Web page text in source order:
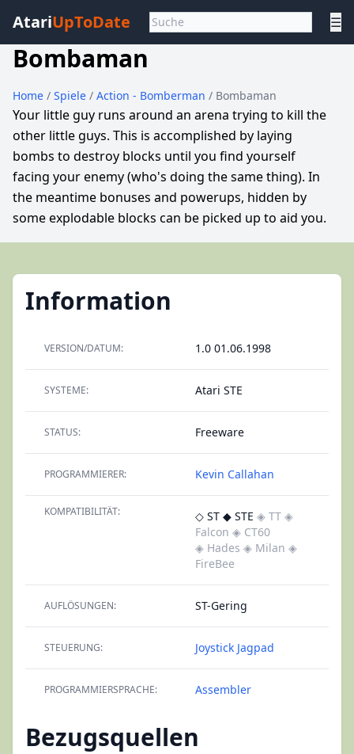
AtariUpToDate ☰
Bombaman
Home / Spiele / Action - Bomberman / Bombaman
Your little guy runs around an arena trying to kill the
other little guys. This is accomplished by laying
bombs to destroy blocks until you find yourself
facing your enemy (who's doing the same thing). In
the meantime bonuses and powerups, hidden by
some explodable blocks can be picked up to aid you.
Information
VERSION/DATUM: 1.0 01.06.1998
SYSTEME: Atari STE
STATUS: Freeware
PROGRAMMIERER: Kevin Callahan
KOMPATIBILITÄT: ◇ ST ◆ STE ◈ TT ◈
Falcon ◈ CT60
◈ Hades ◈ Milan ◈
FireBee
AUFLÖSUNGEN: ST-Gering
STEUERUNG: Joystick Jagpad
PROGRAMMIERSPRACHE: Assembler
Bezugsquellen